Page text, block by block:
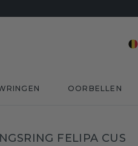
OORBELLEN
FELIPA CUS